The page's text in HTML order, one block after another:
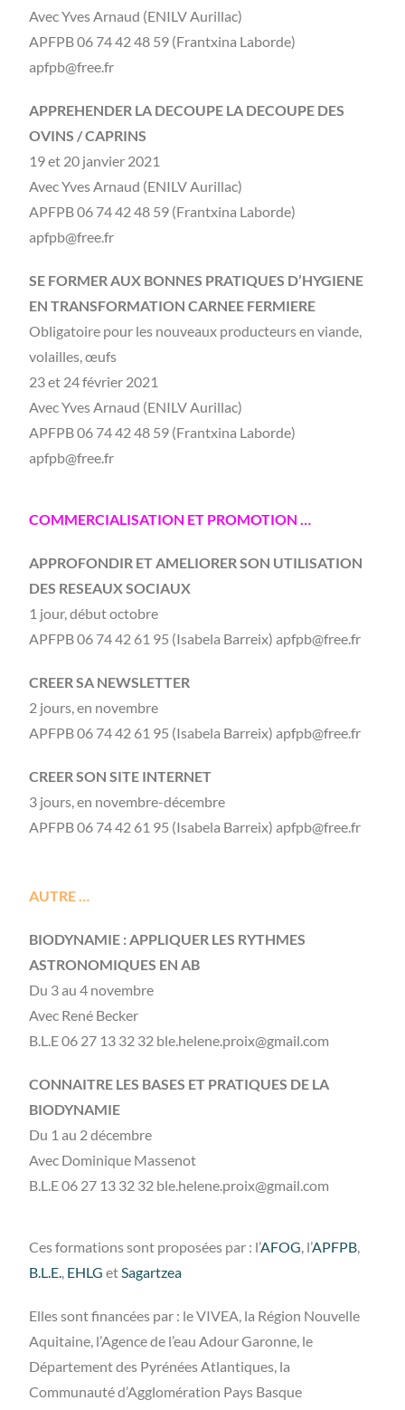
Avec Yves Arnaud (ENILV Aurillac)
APFPB 06 74 42 48 59 (Frantxina Laborde)
apfpb@free.fr
APPREHENDER LA DECOUPE LA DECOUPE DES
OVINS / CAPRINS
19 et 20 janvier 2021
Avec Yves Arnaud (ENILV Aurillac)
APFPB 06 74 42 48 59 (Frantxina Laborde)
apfpb@free.fr
SE FORMER AUX BONNES PRATIQUES D’HYGIENE
EN TRANSFORMATION CARNEE FERMIERE
Obligatoire pour les nouveaux producteurs en viande,
volailles, œufs
23 et 24 février 2021
Avec Yves Arnaud (ENILV Aurillac)
APFPB 06 74 42 48 59 (Frantxina Laborde)
apfpb@free.fr
COMMERCIALISATION ET PROMOTION …
APPROFONDIR ET AMELIORER SON UTILISATION
DES RESEAUX SOCIAUX
1 jour, début octobre
APFPB 06 74 42 61 95 (Isabela Barreix) apfpb@free.fr
CREER SA NEWSLETTER
2 jours, en novembre
APFPB 06 74 42 61 95 (Isabela Barreix) apfpb@free.fr
CREER SON SITE INTERNET
3 jours, en novembre-décembre
APFPB 06 74 42 61 95 (Isabela Barreix) apfpb@free.fr
AUTRE …
BIODYNAMIE : APPLIQUER LES RYTHMES
ASTRONOMIQUES EN AB
Du 3 au 4 novembre
Avec René Becker
B.L.E 06 27 13 32 32 ble.helene.proix@gmail.com
CONNAITRE LES BASES ET PRATIQUES DE LA
BIODYNAMIE
Du 1 au 2 décembre
Avec Dominique Massenot
B.L.E 06 27 13 32 32 ble.helene.proix@gmail.com
Ces formations sont proposées par : l’AFOG, l’APFPB,
B.L.E., EHLG etSagartzea
Elles sont financées par : le VIVEA, la Région Nouvelle
Aquitaine, l’Agence de l’eau Adour Garonne, le
Département des Pyrénées Atlantiques, la
Communauté d’Agglomération Pays Basque